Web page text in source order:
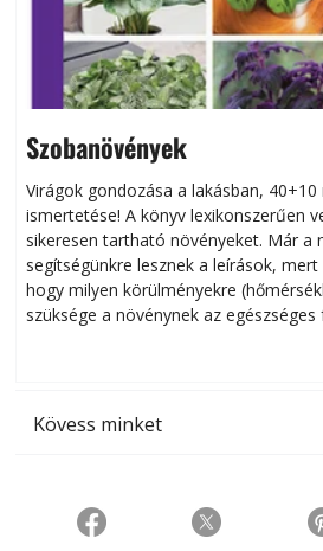
Szobanövények
Virágok gondozása a lakásban,
ismertetése! A könyv lexikonszerűen
sikeresen tart­ha­tó növényeket. Már a
segítségünkre lesznek a leírások,
hogy milyen körülményekre
szüksége a növénynek az egészséges
Kövess minket